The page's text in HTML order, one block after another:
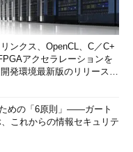
ンクス、OpenCL、C／C+
アクセラレーションを
発環境最新版のリリースを
めの「6原則」――ガート
これからの情報セキュリテ